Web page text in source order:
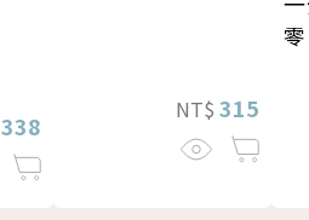
338
NT$ 315
零